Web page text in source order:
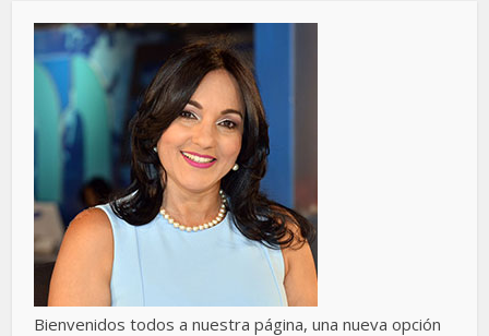
Bienvenidos todos a nuestra página, una nueva opción